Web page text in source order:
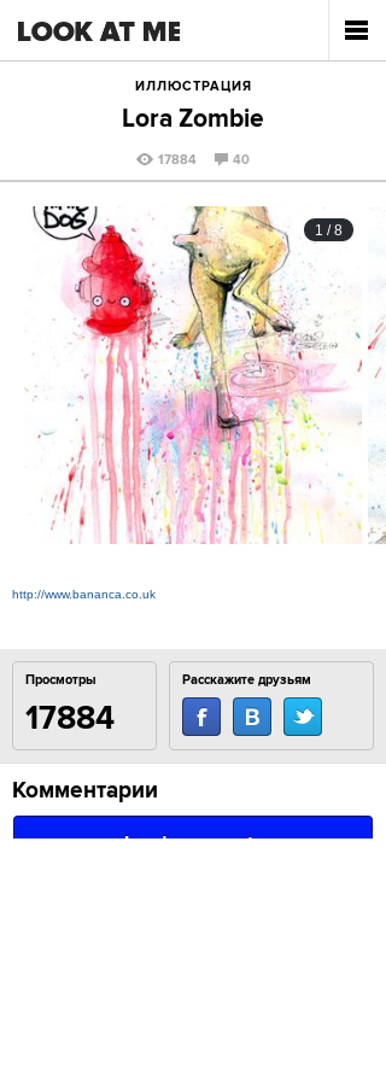
ИЛЛЮСТРАЦИЯ
Lora Zombie
17884 40
1 /8
http://www.bananca.co.uk
Просмотры
17884
Расскажите друзьям
Комментарии
Load comments